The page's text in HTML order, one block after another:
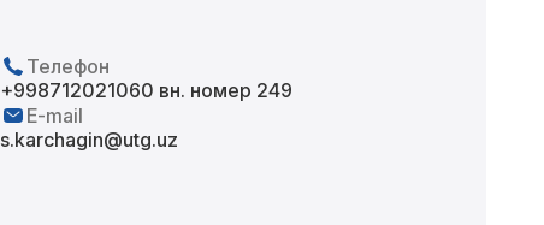
Телефон
+998712021060 вн. номер 249
E-mail
s.karchagin@utg.uz